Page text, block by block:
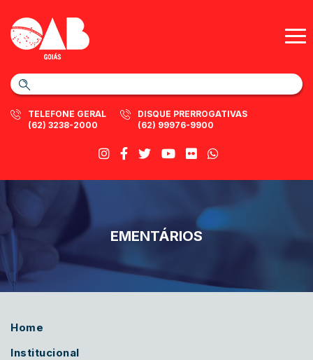
TELEFONE GERAL
(62) 3238-2000
DISQUE PRERROGATIVAS
(62) 99976-9900
EMENTÁRIOS
Home
Institucional